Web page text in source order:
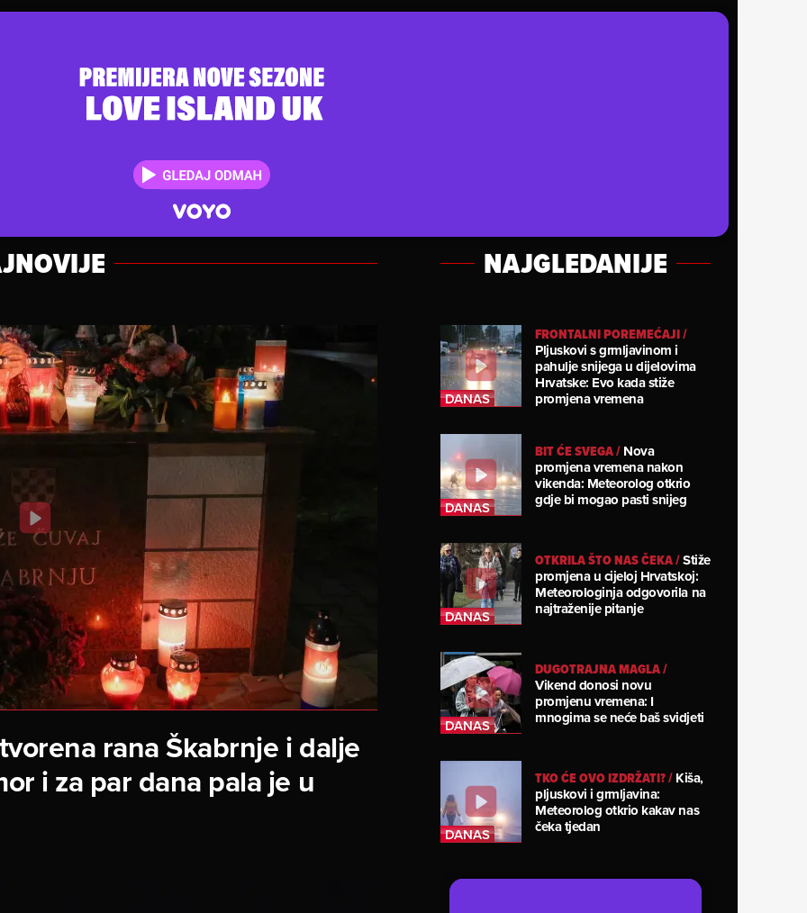
rana Škabrnje i dalje
i za par dana pala je u
NAJGLEDANIJE
FRONTALNI POREMEĆAJI/
Pljuskovi s grmljavinom i
pahulje snijega u dijelovima
Hrvatske: Evo kada stiže
promjena vremena
BIT ĆE SVEGA/Nova
promjena vremena nakon
vikenda: Meteorolog otkrio
gdje bi mogao pasti snijeg
OTKRILA ŠTO NAS ČEKA/Stiže
promjena u cijeloj Hrvatskoj:
Meteorologinja odgovorila na
najtraženije pitanje
DUGOTRAJNA MAGLA/
Vikend donosi novu
promjenu vremena: I
mnogima se neće baš svidjeti
TKO ĆE OVO IZDRŽATI?/Kiša,
pljuskovi i grmljavina:
Meteorolog otkrio kakav nas
čeka tjedan